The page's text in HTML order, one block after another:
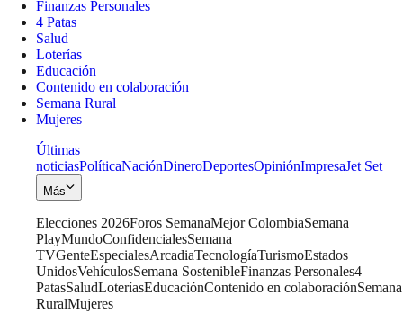
Finanzas Personales
4 Patas
Salud
Loterías
Educación
Contenido en colaboración
Semana Rural
Mujeres
Últimas
noticiasPolíticaNaciónDineroDeportesOpiniónImpresaJet Set
Más
Elecciones 2026Foros SemanaMejor ColombiaSemana
PlayMundoConfidencialesSemana
TVGenteEspecialesArcadiaTecnologíaTurismoEstados
UnidosVehículosSemana SostenibleFinanzas Personales4
PatasSaludLoteríasEducaciónContenido en colaboraciónSemana
RuralMujeres